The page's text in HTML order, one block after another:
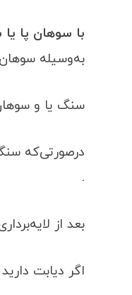
با سوهان پا یا
به‌وسیله
سنگ یا و سوهان
درصورتی‌که
.
بعد از
اگر دیابت